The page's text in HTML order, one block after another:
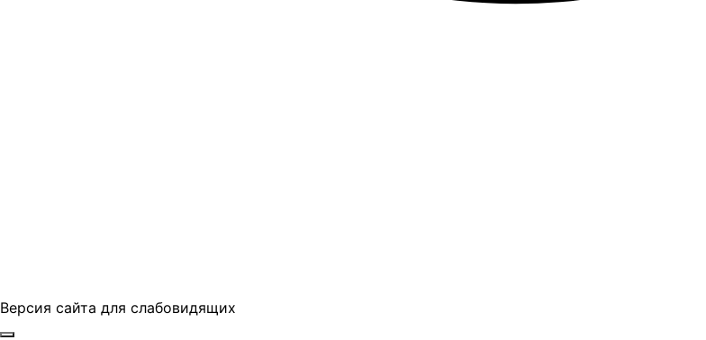
Версия сайта для слабовидящих
ГБПОУ "ПАПТ"